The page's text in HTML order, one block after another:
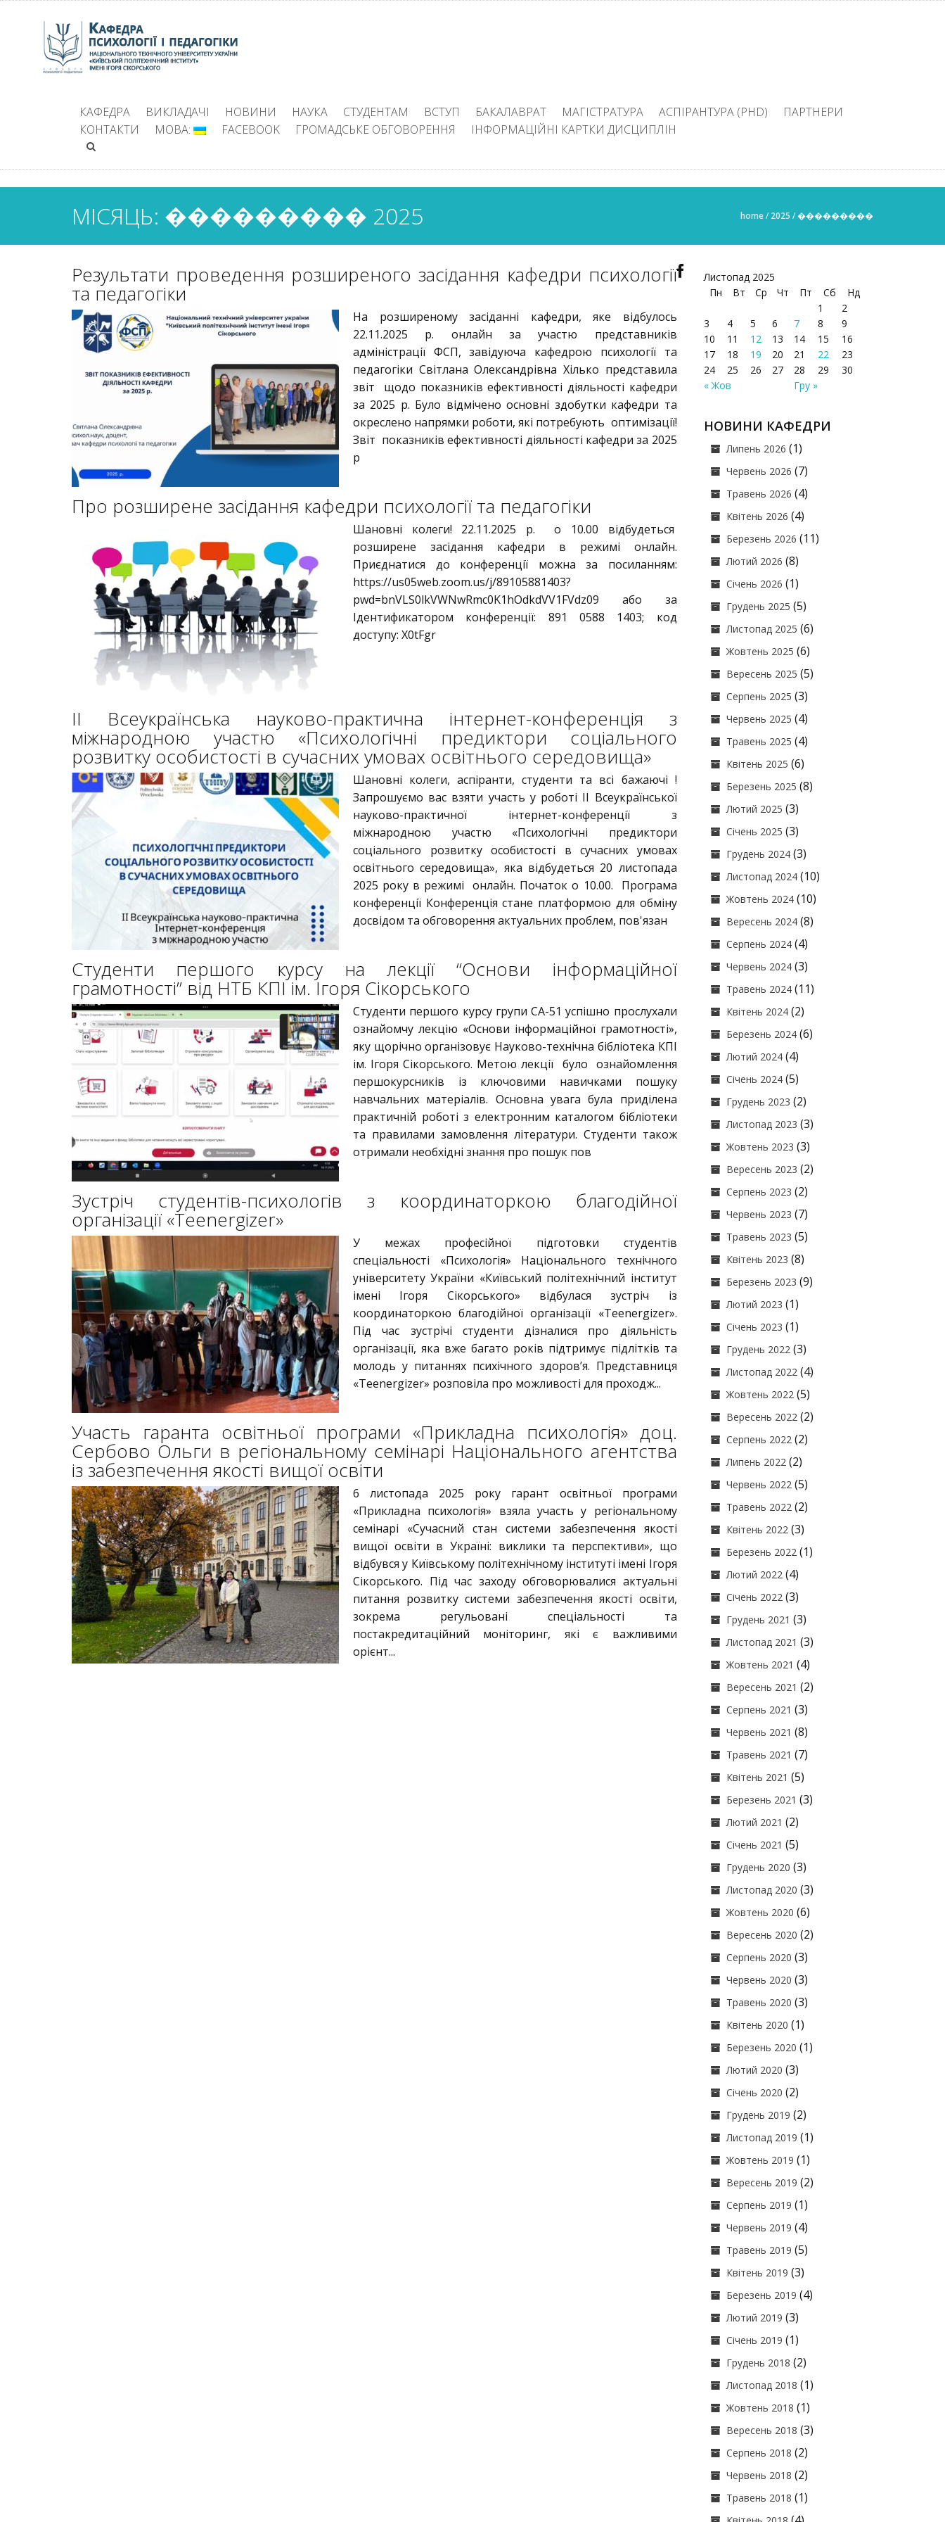
КАФЕДРА ВИКЛАДАЧІ НОВИНИ НАУКА СТУДЕНТАМ ВСТУП БАКАЛАВРАТ МАГІСТРАТУРА АСПІРАНТУРА (PHD)
ПАРТНЕРИ
КОНТАКТИ
МОВА: FACEBOOK ГРОМАДСЬКЕ ОБГОВОРЕННЯ ІНФОРМАЦІЙНІ КАРТКИ ДИСЦИПЛІН
МІСЯЦЬ: ��������� 2025 home/ 2025 /���������
Результати проведення розширеного засідання кафедри психології
та педагогіки
На розширеному засіданні кафедри, яке відбулось
22.11.2025 р. онлайн за участю представників
адміністрації ФСП, завідуюча кафедрою психології та
педагогіки Світлана Олександрівна Хілько представила
звіт щодо показників ефективності діяльності кафедри
за 2025 р. Було відмічено основні здобутки кафедри та
окреслено напрямки роботи, які потребують оптимізації!
Звіт показників ефективності діяльності кафедри за 2025
р
Про розширене засідання кафедри психології та педагогіки
Шановні колеги! 22.11.2025 р. о 10.00 відбудеться
розширене засідання кафедри в режимі онлайн.
Приєднатися до конференції можна за посиланням:
https://us05web.zoom.us/j/89105881403?
pwd=bnVLS0lkVWNwRmc0K1hOdkdVV1FVdz09 або за
Ідентификатором конференції: 891 0588 1403; код
доступу: X0tFgr
ІІ Всеукраїнська науково-практична інтернет-конференція з
міжнародною участю «Психологічні предиктори соціального
розвитку особистості в сучасних умовах освітнього середовища»
Шановні колеги, аспіранти, студенти та всі бажаючі !
Запрошуємо вас взяти участь у роботі ІІ Всеукраїнської
науково-практичної інтернет-конференції з
міжнародною участю «Психологічні предиктори
соціального розвитку особистості в сучасних умовах
освітнього середовища», яка відбудеться 20 листопада
2025 року в режимі онлайн. Початок о 10.00. Програма
конференції Конференція стане платформою для обміну
досвідом та обговорення актуальних проблем, пов'язан
Студенти першого курсу на лекції “Основи інформаційної
грамотності” від НТБ КПІ ім. Ігоря Сікорського
Студенти першого курсу групи СА-51 успішно прослухали
ознайомчу лекцію «Основи інформаційної грамотності»,
яку щорічно організовує Науково-технічна бібліотека КПІ
ім. Ігоря Сікорського. Метою лекції було ознайомлення
першокурсників із ключовими навичками пошуку
навчальних матеріалів. Основна увага була приділена
практичній роботі з електронним каталогом бібліотеки
та правилами замовлення літератури. Студенти також
отримали необхідні знання про пошук пов
Зустріч студентів-психологів з координаторкою благодійної
організації «Teenergizer»
У межах професійної підготовки студентів
спеціальності «Психологія» Національного технічного
університету України «Київський політехнічний інститут
імені Ігоря Сікорського» відбулася зустріч із
координаторкою благодійної організації «Teenergizer».
Під час зустрічі студенти дізналися про діяльність
організації, яка вже багато років підтримує підлітків та
молодь у питаннях психічного здоров’я. Представниця
«Teenergizer» розповіла про можливості для проходж...
Участь гаранта освітньої програми «Прикладна психологія» доц.
Сербово Ольги в регіональному семінарі Національного агентства
із забезпечення якості вищої освіти
6 листопада 2025 року гарант освітньої програми
«Прикладна психологія» взяла участь у регіональному
семінарі «Сучасний стан системи забезпечення якості
вищої освіти в Україні: виклики та перспективи», що
відбувся у Київському політехнічному інституті імені Ігоря
Сікорського. Під час заходу обговорювалися актуальні
питання розвитку системи забезпечення якості освіти,
зокрема регульовані спеціальності та
постакредитаційний моніторинг, які є важливими
орієнт...
Листопад 2025
Пн
Вт Ср Чт Пт Сб Нд
« Жов Гру »
1
2
3
4 5 6 7 8
9
10
11 12 13 14 15
16
17
18 19 20 21 22
23
24
25 26 27 28 29 30
НОВИНИ КАФЕДРИ
Липень 2026 (1)
Червень 2026 (7)
Травень 2026 (4)
Квітень 2026 (4)
Березень 2026 (11)
Лютий 2026 (8)
Січень 2026 (1)
Грудень 2025 (5)
Листопад 2025 (6)
Жовтень 2025 (6)
Вересень 2025 (5)
Серпень 2025 (3)
Червень 2025 (4)
Травень 2025 (4)
Квітень 2025 (6)
Березень 2025 (8)
Лютий 2025 (3)
Січень 2025 (3)
Грудень 2024 (3)
Листопад 2024 (10)
Жовтень 2024 (10)
Вересень 2024 (8)
Серпень 2024 (4)
Червень 2024 (3)
Травень 2024 (11)
Квітень 2024 (2)
Березень 2024 (6)
Лютий 2024 (4)
Січень 2024 (5)
Грудень 2023 (2)
Листопад 2023 (3)
Жовтень 2023 (3)
Вересень 2023 (2)
Серпень 2023 (2)
Червень 2023 (7)
Травень 2023 (5)
Квітень 2023 (8)
Березень 2023 (9)
Лютий 2023 (1)
Січень 2023 (1)
Грудень 2022 (3)
Листопад 2022 (4)
Жовтень 2022 (5)
Вересень 2022 (2)
Серпень 2022 (2)
Липень 2022 (2)
Червень 2022 (5)
Травень 2022 (2)
Квітень 2022 (3)
Березень 2022 (1)
Лютий 2022 (4)
Січень 2022 (3)
Грудень 2021 (3)
Листопад 2021 (3)
Жовтень 2021 (4)
Вересень 2021 (2)
Серпень 2021 (3)
Червень 2021 (8)
Травень 2021 (7)
Квітень 2021 (5)
Березень 2021 (3)
Лютий 2021 (2)
Січень 2021 (5)
Грудень 2020 (3)
Листопад 2020 (3)
Жовтень 2020 (6)
Вересень 2020 (2)
Серпень 2020 (3)
Червень 2020 (3)
Травень 2020 (3)
Квітень 2020 (1)
Березень 2020 (1)
Лютий 2020 (3)
Січень 2020 (2)
Грудень 2019 (2)
Листопад 2019 (1)
Жовтень 2019 (1)
Вересень 2019 (2)
Серпень 2019 (1)
Червень 2019 (4)
Травень 2019 (5)
Квітень 2019 (3)
Березень 2019 (4)
Лютий 2019 (3)
Січень 2019 (1)
Грудень 2018 (2)
Листопад 2018 (1)
Жовтень 2018 (1)
Вересень 2018 (3)
Серпень 2018 (2)
Червень 2018 (2)
Травень 2018 (1)